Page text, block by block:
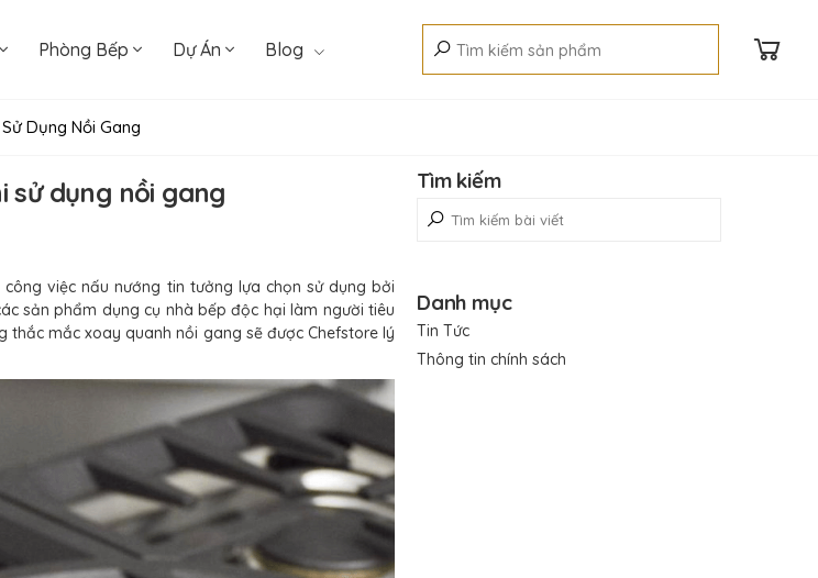
Phòng Bếp Dự Án Blog
Dụng Nồi Gang
sử dụng nồi gang
việc nấu nướng tin tưởng lựa chọn sử dụng bởi
sản phẩm dụng cụ nhà bếp độc hại làm người tiêu
thắc mắc xoay quanh nồi gang sẽ được Chefstore lý
Tìm kiếm
Danh mục
Tin Tức
Thông tin chính sách